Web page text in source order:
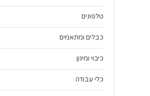
טלפונים
כבלים ומתאמים
כיבוי ומיגון
כלי עבודה